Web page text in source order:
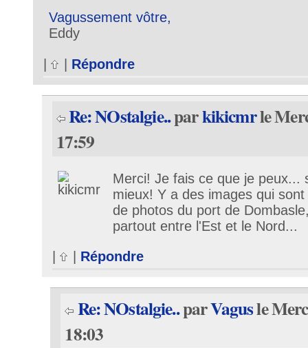
Vagussement vôtre,
Eddy
Répondre
Re: NOstalgie..parkikicmrle
17:59
Merci! Je fais ce que je peux...
mieux! Y a des images qui
de photos du port de
partout entre l'Est et le Nord...
Répondre
Re: NOstalgie..parVagusle
18:03